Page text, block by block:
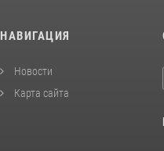
НАВИГАЦИЯ
Новости
Карта сайта